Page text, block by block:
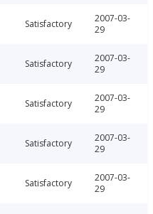
Satisfactory
2007-03-
29
Satisfactory
2007-03-
29
Satisfactory
2007-03-
29
Satisfactory
2007-03-
29
Satisfactory
2007-03-
29